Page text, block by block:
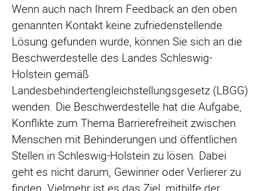
Wenn auch nach Ihrem Feedback an den oben
genannten Kontakt keine zufriedenstellende
Lösung gefunden wurde, können Sie sich an die
Beschwerdestelle des Landes Schleswig-
Holstein gemäß
Landesbehindertengleichstellungsgesetz (LBGG)
wenden. Die Beschwerdestelle hat die Aufgabe,
Konflikte zum Thema Barrierefreiheit zwischen
Menschen mit Behinderungen und öffentlichen
Stellen in Schleswig-Holstein zu lösen. Dabei
geht es nicht darum, Gewinner oder Verlierer zu
finden. Vielmehr ist es das Ziel, mithilfe der